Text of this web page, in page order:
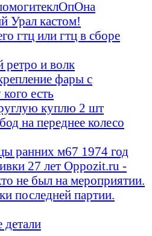
Урал кастом!
гтц или гтц в сборе
ретро и волк
фары с
есть
куплю 2 шт
на переднее колесо
ранних м67 1974 год
27 лет Oppozit.ru -
не был на мероприятии.
последней партии.